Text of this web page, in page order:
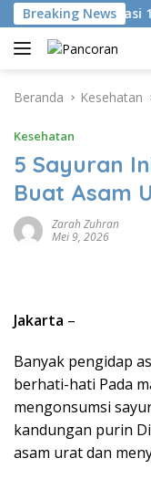
Langsung
ke
konten
Breaking News
Identifikasi 10
Beranda Kesehatan
Kesehatan
5 Sayuran
Buat Asam
Zarah Zuhran
Mei 9, 2026
Jakarta –
Banyak pengidap
berhati-hati Pada
mengonsumsi
kandungan purin
asam urat dan